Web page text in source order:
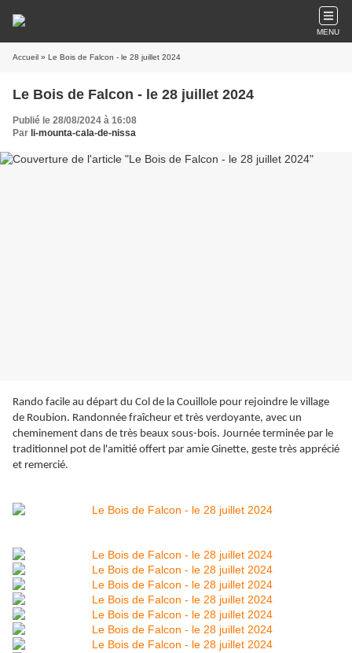
MENU
Accueil » Le Bois de Falcon - le 28 juillet 2024
Le Bois de Falcon - le 28 juillet 2024
Publié le 28/08/2024 à 16:08
Par li-mounta-cala-de-nissa
Rando facile au départ du Col de la Couillole pour rejoindre le village
de Roubion. Randonnée fraîcheur et très verdoyante, avec un
cheminement dans de très beaux sous-bois. Journée terminée par le
traditionnel pot de l'amitié offert par amie Ginette, geste très apprécié
et remercié.